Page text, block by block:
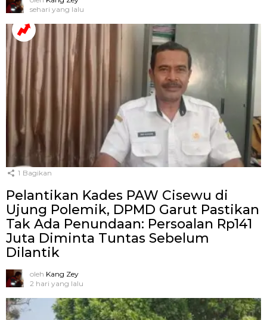
sehari yang lalu
1 Bagikan
Pelantikan Kades PAW Cisewu di
Ujung Polemik, DPMD Garut Pastikan
Tak Ada Penundaan: Persoalan Rp141
Juta Diminta Tuntas Sebelum
Dilantik
oleh Kang Zey
2 hari yang lalu